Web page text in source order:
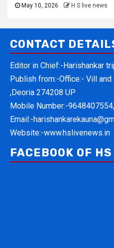
May 10, 2026 H S live news
CONTACT
Editor in Chief:-Harishankar
Publish from:-Office:- Vill and
,Deoria 274208 UP
Mobile Number:-
Email:-
Website:-www.hslivenews.in
FACEBOOK OF